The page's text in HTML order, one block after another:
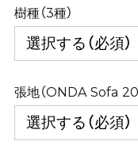
樹種（3種）
張地（ONDA Sofa